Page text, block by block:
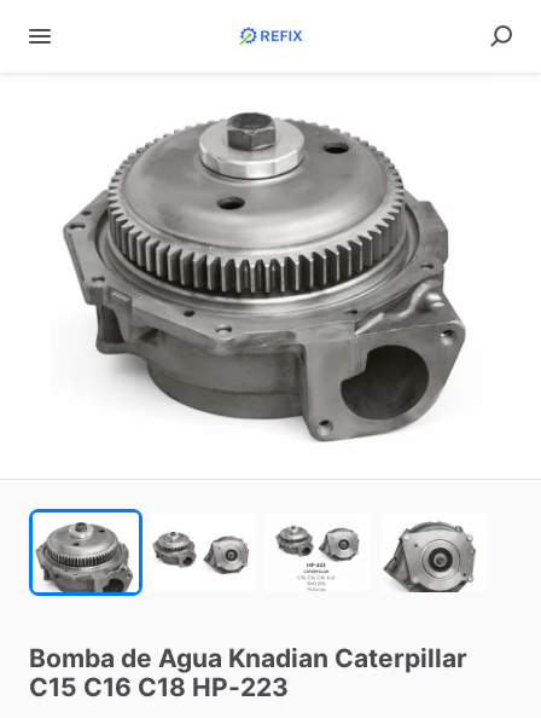
Bomba de Agua Knadian Caterpillar
C15 C16 C18 HP-223